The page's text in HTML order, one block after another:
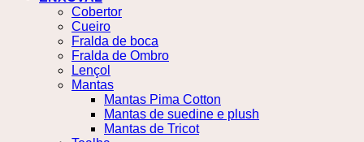
Cobertor
Cueiro
Fralda de boca
Fralda de Ombro
Lençol
Mantas
Mantas Pima Cotton
Mantas de suedine e plush
Mantas de Tricot